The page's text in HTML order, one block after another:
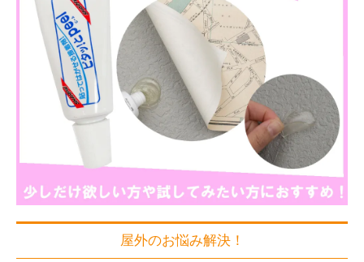
屋外のお悩み解決！